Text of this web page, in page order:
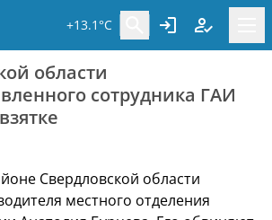
+13.1°C
области
сотрудника ГАИ
Свердловской области
местного отделения